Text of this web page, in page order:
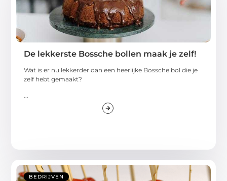
De lekkerste Bossche bollen maak je zelf!
Wat is er nu lekkerder dan een heerlijke Bossche bol die je
zelf hebt gemaakt?
...
BEDRIJVEN